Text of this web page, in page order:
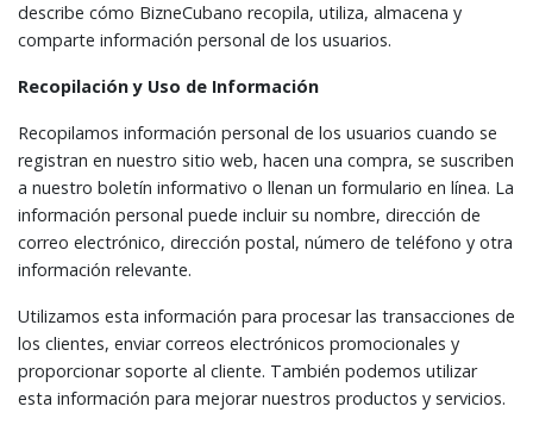
describe cómo BizneCubano recopila, utiliza, almacena y
comparte información personal de los usuarios.
Recopilación y Uso de Información
Recopilamos información personal de los usuarios cuando se
registran en nuestro sitio web, hacen una compra, se suscriben
a nuestro boletín informativo o llenan un formulario en línea. La
información personal puede incluir su nombre, dirección de
correo electrónico, dirección postal, número de teléfono y otra
información relevante.
Utilizamos esta información para procesar las transacciones de
los clientes, enviar correos electrónicos promocionales y
proporcionar soporte al cliente. También podemos utilizar
esta información para mejorar nuestros productos y servicios.